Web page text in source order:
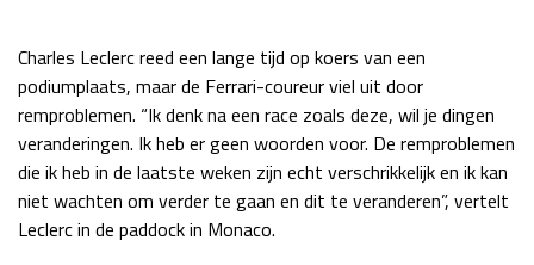
GP MEXICO 2026 30 okt - 01 nov
Kwalificatie
za 22:00 - 23:00
Race
zo 21:00 - 23:00
LAS VEGAS GRAND PRIX 2026 20 - 22 nov
GP ABU DHABI 2026
Charles Leclerc reed een lange tijd op koers van een
podiumplaats, maar de Ferrari-coureur viel uit door
remproblemen. “Ik denk na een race zoals deze, wil je dingen
veranderingen. Ik heb er geen woorden voor. De remproblemen
die ik heb in de laatste weken zijn echt verschrikkelijk en ik kan
niet wachten om verder te gaan en dit te veranderen”, vertelt
Leclerc in de paddock in Monaco.